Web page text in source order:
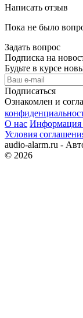
Написать отзыв
Пока не было
Задать вопрос
Подписка на
Будьте в курсе
Подписаться
Ознакомлен и
О нас Информация
Условия
audio-alarm.ru -
© 2026